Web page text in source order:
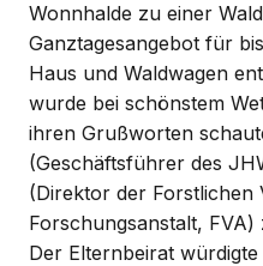
Wonnhalde zu einer
Ganztagesangebot für
Haus und Waldwagen
wurde bei schönstem
ihren Grußworten
(Geschäftsführer des
(Direktor der Forstlichen
Forschungsanstalt,
Der Elternbeirat